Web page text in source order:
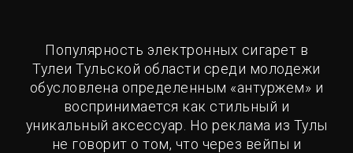
Популярность электронных сигарет в
Тулеи Тульской области среди молодежи
обусловлена определенным «антуржем» и
воспринимается как стильный и
уникальный аксессуар. Но реклама из Тулы
не говорит о том, что через вейпы и